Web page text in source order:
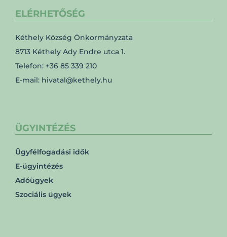
ELÉRHETŐSÉG
Kéthely Község Önkormányzata
8713 Kéthely Ady Endre utca 1.
Telefon: +36 85 339 210
E-mail: hivatal@kethely.hu
ÜGYINTÉZÉS
Ügyfélfogadási idők
E-ügyintézés
Adóügyek
Szociális ügyek